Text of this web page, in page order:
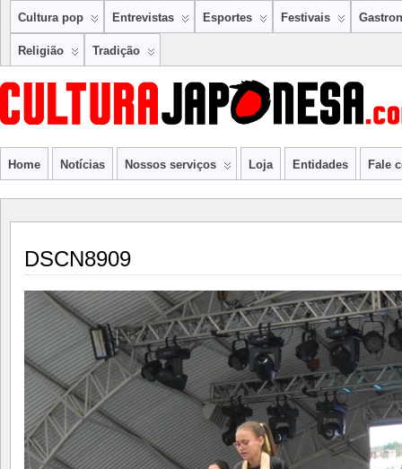
Cultura pop Entrevistas Esportes Festivais
Religião Tradição
Home Notícias Nossos serviços Loja Entidades Fale
DSCN8909